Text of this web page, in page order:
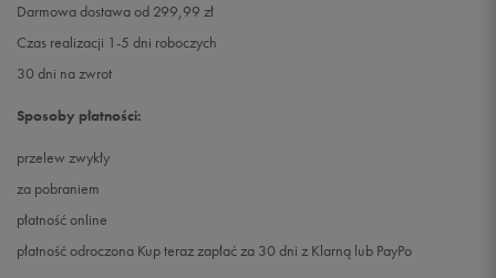
Darmowa dostawa od 299,99 zł
Czas realizacji 1-5 dni roboczych
30 dni na zwrot
Sposoby płatności:
przelew zwykły
za pobraniem
płatność online
płatność odroczona Kup teraz zapłać za 30 dni z Klarną lub PayPo